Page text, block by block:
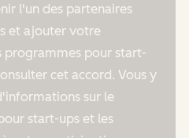
l'un des partenaires
et ajouter votre
programmes pour start-
cet accord. Vous y
sur le
start-ups et les